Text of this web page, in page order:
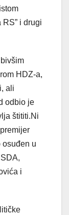
i drugi
HDZ-a,
ali
odbio je
štititi.Ni
osuđen u
i